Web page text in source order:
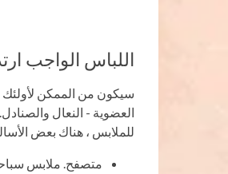
اللباس الواجب
سيكون من الممكن لأولئك
العضوية - النعال
للملابس ، هناك بعض
متصفح. ملابس